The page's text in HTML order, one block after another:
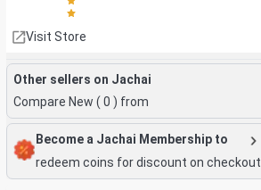
Visit Store
Other sellers on Jachai
Compare New ( 0 ) from
Become a Jachai Membership to
redeem coins for discount on checkout